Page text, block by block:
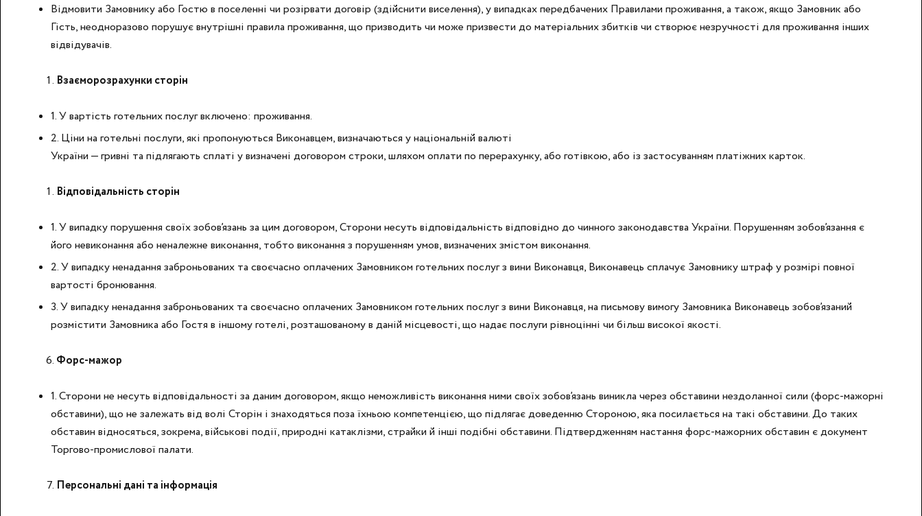
Відмовити Замовнику або Гостю в поселенні чи розірвати договір (здійснити виселення), у випадках передбачених Правилами проживання, а також, якщо Замовник або
Гість, неодноразово порушує внутрішні правила проживання, що призводить чи може призвести до матеріальних збитків чи створює незручності для проживання інших
відвідувачів.
Взаєморозрахунки сторін
1. У вартість готельних послуг включено: проживання.
2. Ціни на готельні послуги, які пропонуються Виконавцем, визначаються у національній валюті
України — гривні та підлягають сплаті у визначені договором строки, шляхом оплати по перерахунку, або готівкою, або із застосуванням платіжних карток.
Відповідальність сторін
1. У випадку порушення своїх зобов’язань за цим договором, Сторони несуть відповідальність відповідно до чинного законодавства України. Порушенням зобов’язання є
його невиконання або неналежне виконання, тобто виконання з порушенням умов, визначених змістом виконання.
2. У випадку ненадання заброньованих та своєчасно оплачених Замовником готельних послуг з вини Виконавця, Виконавець сплачує Замовнику штраф у розмірі повної
вартості бронювання.
3. У випадку ненадання заброньованих та своєчасно оплачених Замовником готельних послуг з вини Виконавця, на письмову вимогу Замовника Виконавець зобов’язаний
розмістити Замовника або Гостя в іншому готелі, розташованому в даній місцевості, що надає послуги рівноцінні чи більш високої якості.
Форс-мажор
1. Сторони не несуть відповідальності за даним договором, якщо неможливість виконання ними своїх зобов’язань виникла через обставини нездоланної сили (форс-мажорні
обставини), що не залежать від волі Сторін і знаходяться поза їхньою компетенцією, що підлягає доведенню Стороною, яка посилається на такі обставини. До таких
обставин відносяться, зокрема, військові події, природні катаклізми, страйки й інші подібні обставини. Підтвердженням настання форс-мажорних обставин є документ
Торгово-промислової палати.
Персональні дані та інформація